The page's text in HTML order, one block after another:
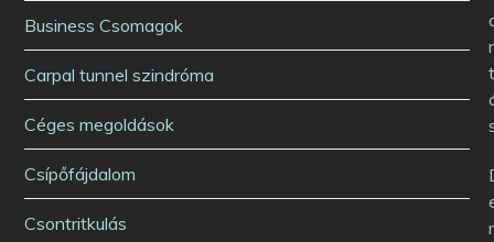
Business Csomagok
Carpal tunnel szindróma
Céges megoldások
Csípőfájdalom
Csontritkulás
r
r